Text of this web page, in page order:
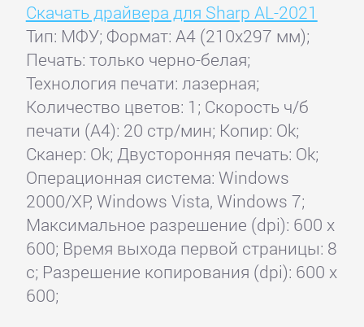
Скачать драйвера для Sharp AL-2021
Тип: МФУ; Формат: A4 (210x297 мм);
Печать: только черно-белая;
Технология печати: лазерная;
Количество цветов: 1; Скорость ч/б
печати (А4): 20 стр/мин; Копир: Ok;
Сканер: Ok; Двусторонняя печать: Ok;
Операционная система: Windows
2000/XP, Windows Vista, Windows 7;
Максимальное разрешение (dpi): 600 x
600; Время выхода первой страницы: 8
с; Разрешение копирования (dpi): 600 x
600;